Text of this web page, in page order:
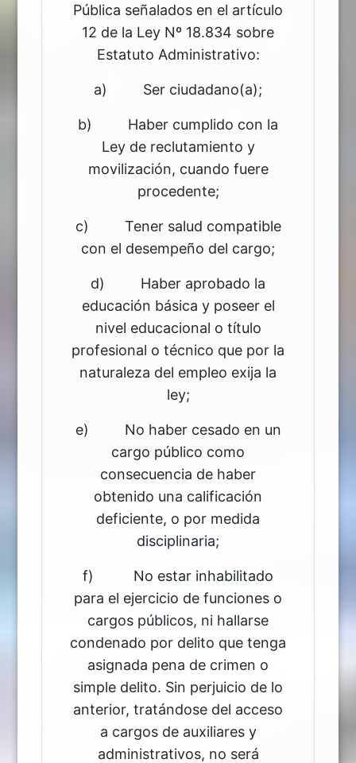
Pública señalados en el artículo
12 de la Ley Nº 18.834 sobre
Estatuto Administrativo:
a) Ser ciudadano(a);
b) Haber cumplido con la
Ley de reclutamiento y
movilización, cuando fuere
procedente;
c) Tener salud compatible
con el desempeño del cargo;
d) Haber aprobado la
educación básica y poseer el
nivel educacional o título
profesional o técnico que por la
naturaleza del empleo exija la
ley;
e) No haber cesado en un
cargo público como
consecuencia de haber
obtenido una calificación
deficiente, o por medida
disciplinaria;
f) No estar inhabilitado
para el ejercicio de funciones o
cargos públicos, ni hallarse
condenado por delito que tenga
asignada pena de crimen o
simple delito. Sin perjuicio de lo
anterior, tratándose del acceso
a cargos de auxiliares y
administrativos, no será